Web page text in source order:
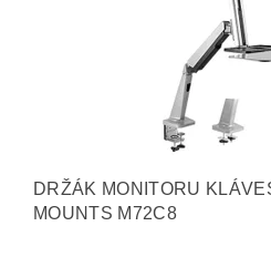
DRŽÁK MONITORU
MOUNTS M72C8